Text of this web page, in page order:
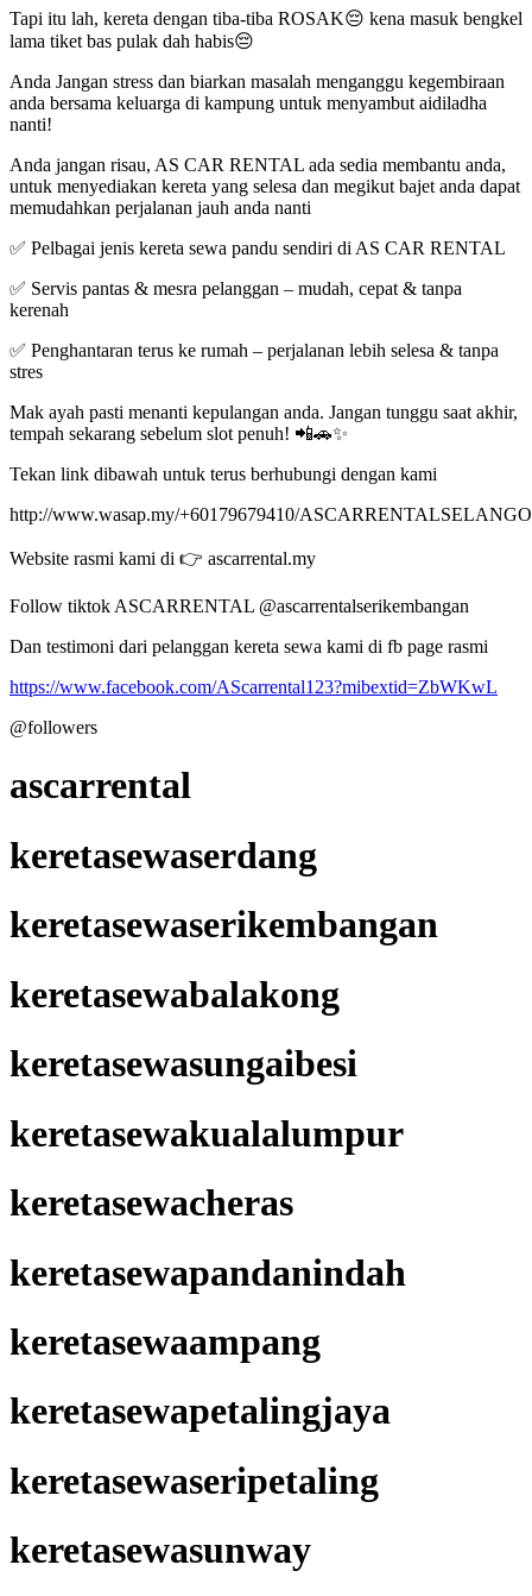
Tapi itu lah, kereta dengan tiba-tiba ROSAK😔 kena masuk bengkel
lama tiket bas pulak dah habis😔
Anda Jangan stress dan biarkan masalah menganggu kegembiraan
anda bersama keluarga di kampung untuk menyambut aidiladha
nanti!
Anda jangan risau, AS CAR RENTAL ada sedia membantu anda,
untuk menyediakan kereta yang selesa dan megikut bajet anda dapat
memudahkan perjalanan jauh anda nanti
✅ Pelbagai jenis kereta sewa pandu sendiri di AS CAR RENTAL
✅ Servis pantas & mesra pelanggan – mudah, cepat & tanpa
kerenah
✅ Penghantaran terus ke rumah – perjalanan lebih selesa & tanpa
stres
Mak ayah pasti menanti kepulangan anda. Jangan tunggu saat akhir,
tempah sekarang sebelum slot penuh! 📲🚗✨
Tekan link dibawah untuk terus berhubungi dengan kami
http://www.wasap.my/+60179679410/
Website rasmi kami di 👉 ascarrental.my
Follow tiktok ASCARRENTAL @ascarrentalserikembangan
Dan testimoni dari pelanggan kereta sewa kami di fb page rasmi
https://www.facebook.com/AScarrental123?mibextid=ZbWKwL
@followers
ascarrental
keretasewaserdang
keretasewaserikembangan
keretasewabalakong
keretasewasungaibesi
keretasewakualalumpur
keretasewacheras
keretasewapandanindah
keretasewaampang
keretasewapetalingjaya
keretasewaseripetaling
keretasewasunway